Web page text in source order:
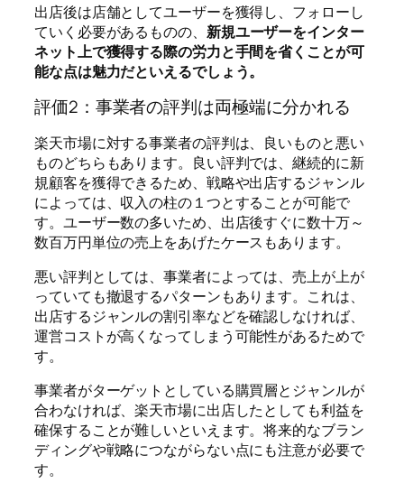
出店後は店舗としてユーザーを獲得し、フォローし
ていく必要があるものの、 新規ユーザーをインター
ネット上で獲得する際の労力と手間を省くことが可
能な点は魅力だといえるでしょう。
評価2：事業者の評判は両極端に分かれる
楽天市場に対する事業者の評判は、良いものと悪い
ものどちらもあります。良い評判では、継続的に新
規顧客を獲得できるため、戦略や出店するジャンル
によっては、収入の柱の１つとすることが可能で
す。ユーザー数の多いため、出店後すぐに数十万～
数百万円単位の売上をあげたケースもあります。
悪い評判としては、事業者によっては、売上が上が
っていても撤退するパターンもあります。これは、
出店するジャンルの割引率などを確認しなければ、
運営コストが高くなってしまう可能性があるためで
す。
事業者がターゲットとしている購買層とジャンルが
合わなければ、楽天市場に出店したとしても利益を
確保することが難しいといえます。将来的なブラン
ディングや戦略につながらない点にも注意が必要で
す。